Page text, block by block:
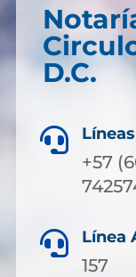
D.C.

+57
 Línea
157